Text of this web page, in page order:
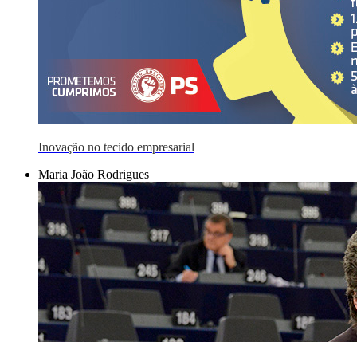
Inovação no tecido empresarial
Maria João Rodrigues